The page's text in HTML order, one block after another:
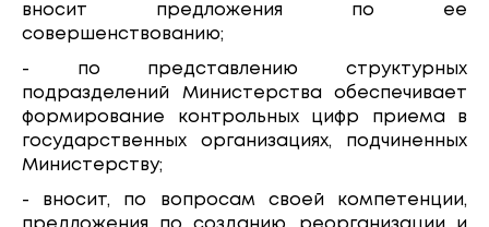
вносит предложения по ее
совершенствованию;
- по представлению структурных
подразделений Министерства обеспечивает
формирование контрольных цифр приема в
государственных организациях, подчиненных
Министерству;
- вносит, по вопросам своей компетенции,